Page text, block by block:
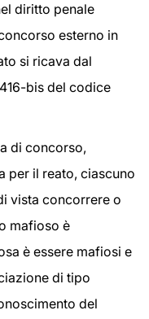
diritto penale
esterno in
si ricava dal
bis del codice
di concorso,
per il reato, ciascuno
vista concorrere o
mafioso è
è essere mafiosi e
di tipo
del